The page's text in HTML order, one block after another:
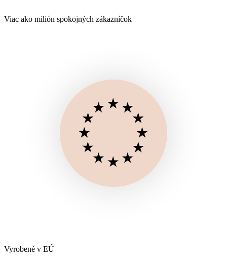
Viac ako milión spokojných zákazníčok
Vyrobené v EÚ